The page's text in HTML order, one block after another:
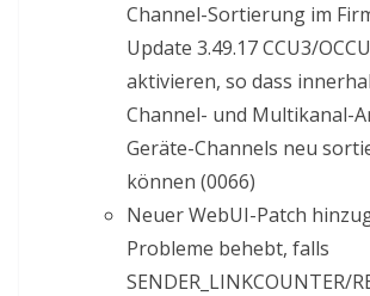
Channel-Sortierung im
Update 3.49.17 CCU3/
aktivieren, so dass
Channel- und Multikanal-
Geräte-Channels neu
können (0066)
Neuer WebUI-Patch
Probleme behebt, falls
SENDER_LINKCOUNTER/